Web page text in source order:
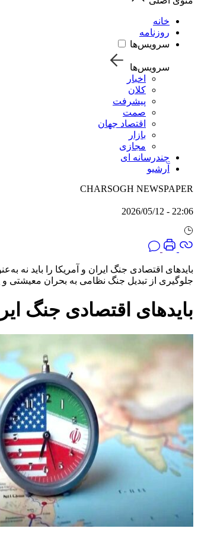
خانه
روزنامه
سرویس‌ها
سرویس‌ها
اخبار
کلان
پیشرفت
صمت
اقتصاد جهان
بازار
مجازی
چندرسانه ای
آرشیو
CHARSOGH NEWSPAPER
22:06 - 2026/05/12
بایدهای اقتصادی جنگ ایران و آمریکا را باید
جلوگیری از تبدیل جنگ نظامی به بحران معیشتی و
بایدهای اقتصادی جنگ